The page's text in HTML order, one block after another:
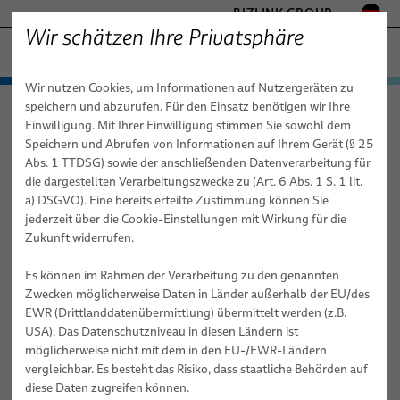
BIZLINK GROUP
− ENGINEERED SOLUTIONS
FABRIKAUTOMATION & MASCHINENBAU
GESUNDHEITSWESEN
MOBILITÄT
HALBLEITERTECHNIK
TELECOM & NETWORKING
SILICONE CABLE SOLUTIONS
Produkte & Dienstleistungen
Schiffskabel
BizLink SeaLine® Kabel für kritische Infrastrukturen
BizLink SeaLine® Ex-Kabel
BizLink SeaLine® Buskabel
BizLink SeaLine® BWTS Kabel
BizLink SeaLine® Ethernet (category) Kabel
BizLink SeaLine® CCTV Kamerakabel
BizLink SeaLine® Koaxialkabel
Marine Produkte & Dienstleistungen
Schiffskabel
BizLink SeaLine® Temp 145
BizLink SeaLine® Temp 145
Wir schätzen Ihre Privatsphäre
Wir nutzen Cookies, um Informationen auf Nutzergeräten zu
speichern und abzurufen. Für den Einsatz benötigen wir Ihre
Einwilligung. Mit Ihrer Einwilligung stimmen Sie sowohl dem
Speichern und Abrufen von Informationen auf Ihrem Gerät (§ 25
Abs. 1 TTDSG) sowie der anschließenden Datenverarbeitung für
die dargestellten Verarbeitungszwecke zu (Art. 6 Abs. 1 S. 1 lit.
a) DSGVO). Eine bereits erteilte Zustimmung können Sie
jederzeit über die Cookie-Einstellungen mit Wirkung für die
Zukunft widerrufen.
Es können im Rahmen der Verarbeitung zu den genannten
Zwecken möglicherweise Daten in Länder außerhalb der EU/des
EWR (Drittlanddatenübermittlung) übermittelt werden (z.B.
USA). Das Datenschutzniveau in diesen Ländern ist
möglicherweise nicht mit dem in den EU-/EWR-Ländern
vergleichbar. Es besteht das Risiko, dass staatliche Behörden auf
diese Daten zugreifen können.